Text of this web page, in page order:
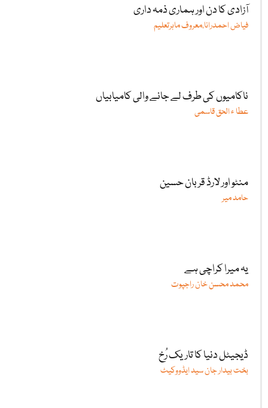
آزادی کا دن اور ہماری ذمہ داری
فیاض احمدرانا،معروف ماہرتعلیم
ناکامیوں کی طرف لے جانے والی کامیابیاں
عطا ء الحق قاسمی
منٹو اور لارڈ قربان حسین
حامد میر
یہ میرا کراچی ہے
محمد محسن خان راجپوت
ڈیجیٹل دنیا کا تاریک رُخ
بخت بیدار جان سید ایڈووکیٹ